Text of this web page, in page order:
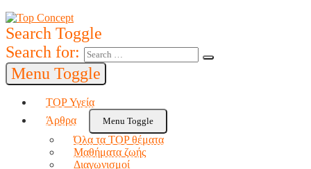
Search Toggle
Search for:
Menu Toggle
TOP Υγεία
Άρθρα
Menu Toggle
Όλα τα TOP θέματα
Μαθήματα ζωής
Διαγωνισμοί